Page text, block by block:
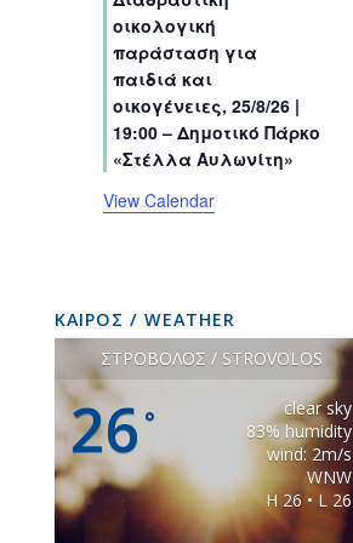
sssss
t
s
t
s
t
s
t
s
t
s
t
s
οικολογική
παράσταση για
παιδιά και
οικογένειες, 25/8/26 |
19:00 – Δημοτικό Πάρκο
«Στέλλα Αυλωνίτη»
View Calendar
ΚΑΙΡΟΣ / WEATHER
ΣΤΡΟΒΟΛΟΣ / STROVOLOS
26 °
clear sky
83% humidity
wind: 2m/s
WNW
H 26 • L 26